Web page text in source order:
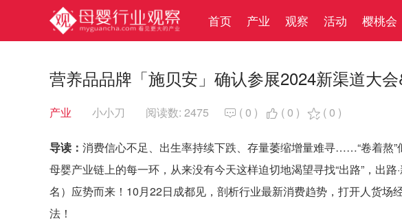
首页 产业 观察 活动 樱桃会
营养品品牌「施贝安」确认参展2024新渠道大
产业 小小刀 阅读数: 2475  (0 )  (0 )  (0 )
导读： 消费信心不足、出生率持续下跌、存量萎缩增量难寻……“卷着熬
母婴产业链上的每一环，从来没有今天这样迫切地渴望寻找“出路”，出
名）应势而来！10月22日成都见，剖析行业最新消费趋势，打开人货场
法！